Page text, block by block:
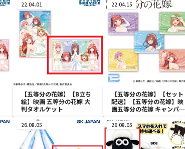
22.04.01
【五等分の花嫁】【B立ち
絵】映画 五等分の花嫁 大
判タオルケット
22.04.15
【五等分の花嫁】【セット
配送】【五等分の花嫁】映
画五等分の花嫁 キャンパス
26.08.05 26.08.05